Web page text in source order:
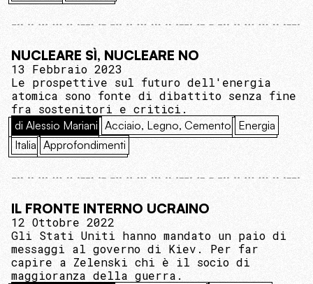
NUCLEARE SÌ, NUCLEARE NO
13 Febbraio 2023
Le prospettive sul futuro dell'energia
atomica sono fonte di dibattito senza fine
fra sostenitori e critici.
di Alessio Mariani Acciaio, Legno, Cemento Energia
Italia Approfondimenti
IL FRONTE INTERNO UCRAINO
12 Ottobre 2022
Gli Stati Uniti hanno mandato un paio di
messaggi al governo di Kiev. Per far
capire a Zelenski chi è il socio di
maggioranza della guerra.